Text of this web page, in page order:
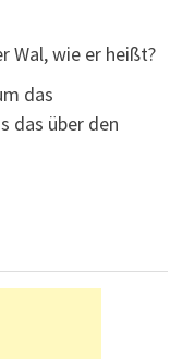
Wal, wie er heißt?
das
das über den